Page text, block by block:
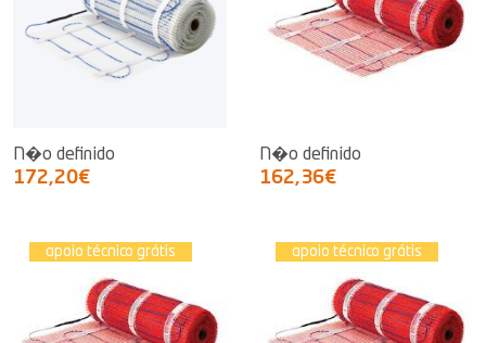
N�o definido
172,20€
N�o definido
162,36€
apoio técnico grátis apoio técnico grátis